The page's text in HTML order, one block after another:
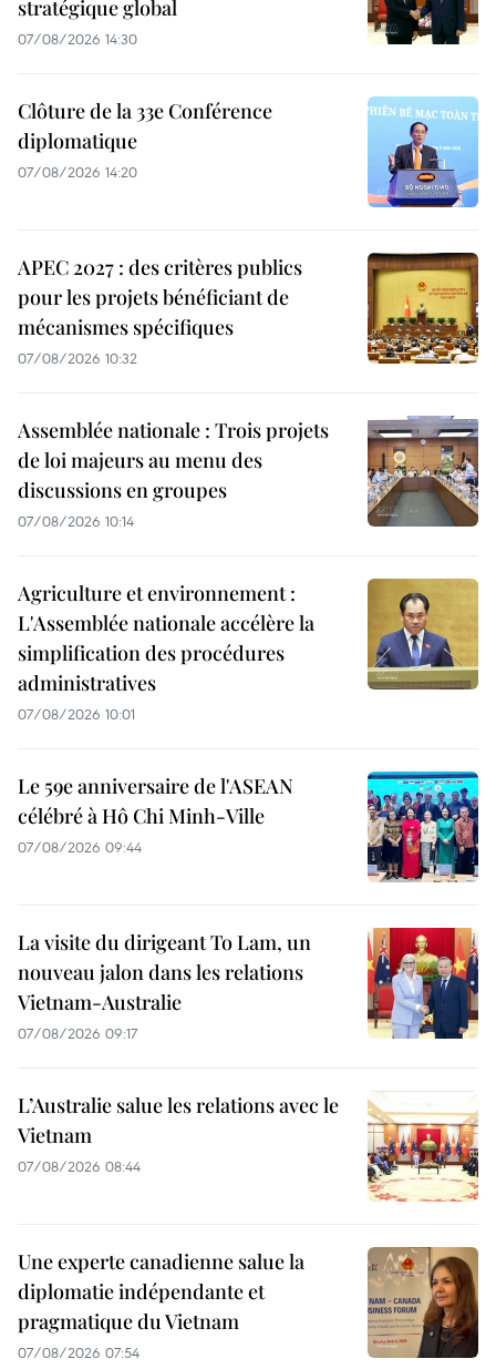
stratégique global
07/08/2026 14:30
Clôture de la 33e Conférence
diplomatique
07/08/2026 14:20
APEC 2027 : des critères publics
pour les projets bénéficiant de
mécanismes spécifiques
07/08/2026 10:32
Assemblée nationale : Trois projets
de loi majeurs au menu des
discussions en groupes
07/08/2026 10:14
Agriculture et environnement :
L'Assemblée nationale accélère la
simplification des procédures
administratives
07/08/2026 10:01
Le 59e anniversaire de l'ASEAN
célébré à Hô Chi Minh-Ville
07/08/2026 09:44
La visite du dirigeant To Lam, un
nouveau jalon dans les relations
Vietnam-Australie
07/08/2026 09:17
L’Australie salue les relations avec le
Vietnam
07/08/2026 08:44
Une experte canadienne salue la
diplomatie indépendante et
pragmatique du Vietnam
07/08/2026 07:54